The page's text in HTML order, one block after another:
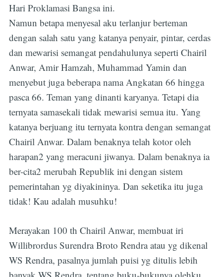
Hari Proklamasi Bangsa ini.
Namun betapa menyesal aku terlanjur berteman
dengan salah satu yang katanya penyair, pintar, cerdas
dan mewarisi semangat pendahulunya seperti Chairil
Anwar, Amir Hamzah, Muhammad Yamin dan
menyebut juga beberapa nama Angkatan 66 hingga
pasca 66. Teman yang dinanti karyanya. Tetapi dia
ternyata samasekali tidak mewarisi semua itu. Yang
katanya berjuang itu ternyata kontra dengan semangat
Chairil Anwar. Dalam benaknya telah kotor oleh
harapan2 yang meracuni jiwanya. Dalam benaknya ia
ber-cita2 merubah Republik ini dengan sistem
pemerintahan yg diyakininya. Dan seketika itu juga
tidak! Kau adalah musuhku!
Merayakan 100 th Chairil Anwar, membuat iri
Willibrordus Surendra Broto Rendra atau yg dikenal
WS Rendra, pasalnya jumlah puisi yg ditulis lebih